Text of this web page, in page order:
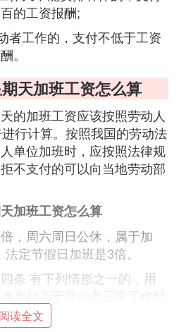
的工资报酬;
者工作的，支付不低于工资
。
天加班工资怎么算
的加班工资应该按照劳动人
行计算。按照我国的劳动法
单位加班时，应按照法律规
不支付的可以向当地劳动部
加班工资怎么算
，周六周日公休，属于加
定节假日加班是3倍。
条 有下列情形之一的，用
阅读全文